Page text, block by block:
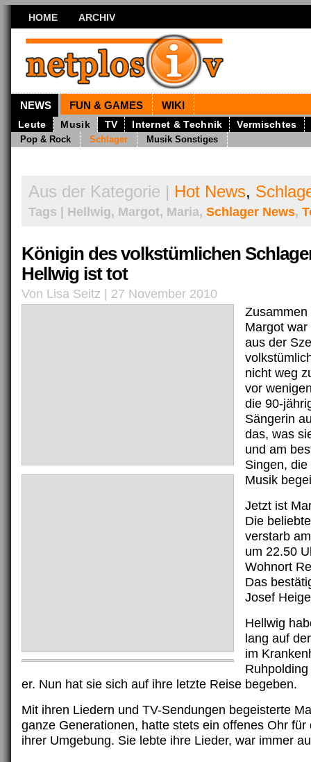
HOME ARCHIV
NEWS FUN & GAMES WIKI
Leute Musik TV Internet & Technik Vermischtes
Pop & Rock Schlager Musik Sonstiges
Aus der Kategorie | Hot News,
Tags | Hellwig, Margot, Maria, Schlager News,
Königin des volkstümlichen
Hellwig ist tot
Von Lisa Seitz | 27 November 2010
Zusammen
Margot
aus der
nicht weg
vor
die 90-
Sängerin
das, was
und am
Singen,
Musik
Jetzt ist
Die
verstarb
um 22.50
Wohnort
Das
Josef
Hellwig
lang auf
im
er. Nun hat sie sich auf ihre letzte Reise begeben.
Mit ihren Liedern und TV-Sendungen begeisterte
ganze Generationen, hatte stets ein offenes Ohr für
ihrer Umgebung. Sie lebte ihre Lieder, war immer